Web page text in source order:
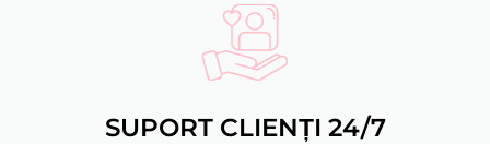
SUPORT CLIENȚI 24/7